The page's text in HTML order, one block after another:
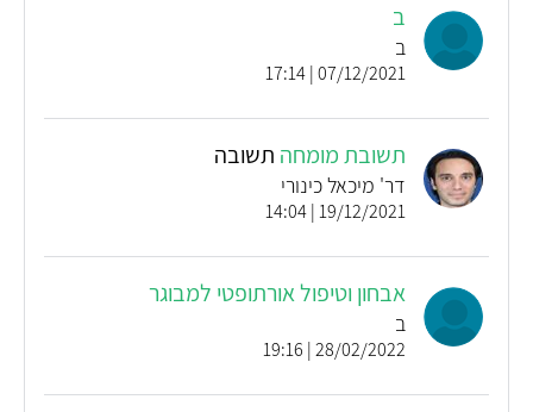
ב
ב
07/12/2021 | 17:14
תשובת מומחה תשובה
דר' מיכאל כינורי
19/12/2021 | 14:04
אבחון וטיפול אורתופטי למבוגר
ב
28/02/2022 | 19:16